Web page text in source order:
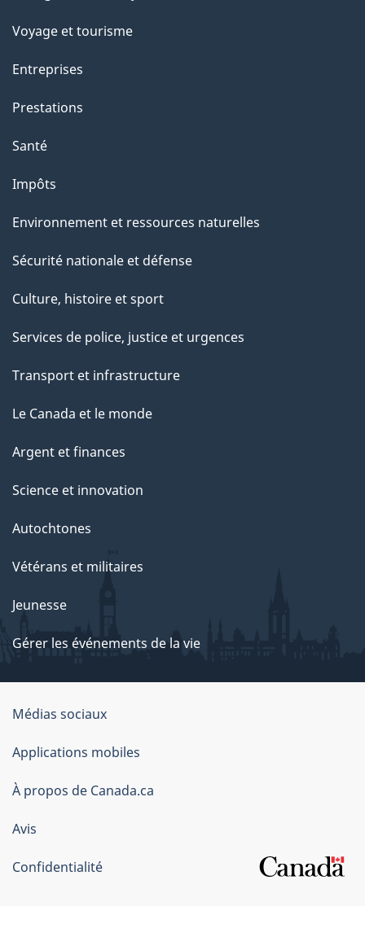
Voyage et tourisme
Entreprises
Prestations
Santé
Impôts
Environnement et ressources naturelles
Sécurité nationale et défense
Culture, histoire et sport
Services de police, justice et urgences
Transport et infrastructure
Le Canada et le monde
Argent et finances
Science et innovation
Autochtones
Vétérans et militaires
Jeunesse
Gérer les événements de la vie
Organisation
du
gouvernement
du
Canada
Médias sociaux
Applications mobiles
À propos de Canada.ca
Avis
Confidentialité